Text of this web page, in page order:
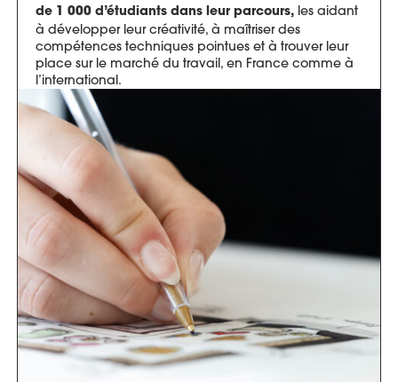
de 1 000 d’étudiants dans leur parcours, les aidant
à développer leur créativité, à maîtriser des
compétences techniques pointues et à trouver leur
place sur le marché du travail, en France comme à
l’international.